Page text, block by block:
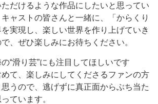
だけるような作品にしたいと思ってい
ャストの皆さんと一緒に、「からくり
実現し、楽しい世界を作り上げていき
、ぜひ楽しみにお待ちください。
“滑り芸”にも注目してほしいです
めて、楽しみにしてくださるファンの方
うので、逃げずに真正面からぶち当た
ています。